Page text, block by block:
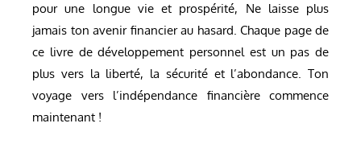
pour une longue vie et prospérité, Ne laisse plus
jamais ton avenir financier au hasard. Chaque page de
ce livre de développement personnel est un pas de
plus vers la liberté, la sécurité et l’abondance. Ton
voyage vers l’indépendance financière commence
maintenant !